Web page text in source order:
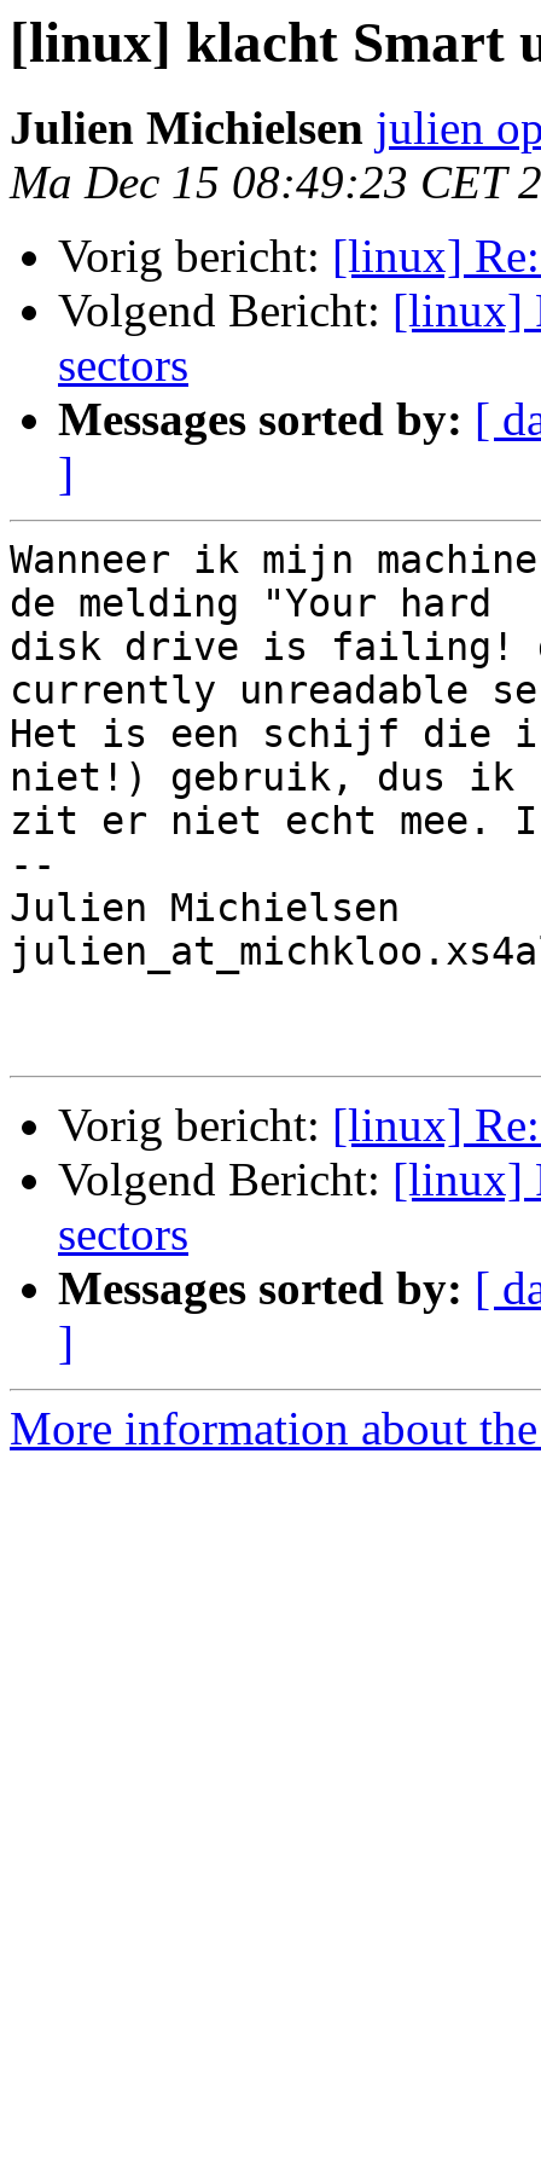
[linux] klacht Smart
Julien Michielsen julien
Ma Dec 15 08:49:23 CET
Vorig bericht: [linux]
Volgend Bericht: [linux]
sectors
Messages sorted by: [
]
Wanneer ik mijn
de melding "Your hard
disk drive is failing!
currently unreadable
Het is een schijf die
niet!) gebruik, dus ik
zit er niet echt mee.
--
Julien Michielsen
Vorig bericht: [linux]
Volgend Bericht: [linux]
sectors
Messages sorted by: [
]
More information about